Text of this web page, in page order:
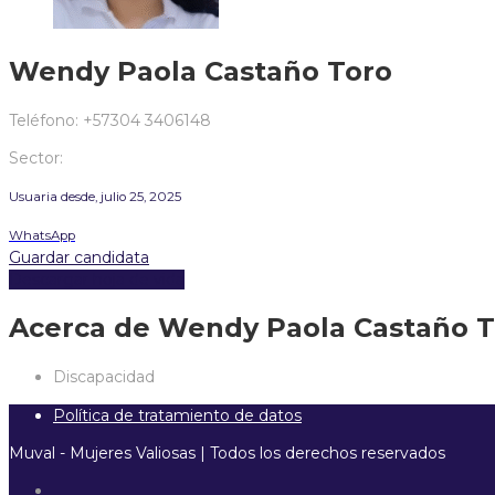
Wendy Paola Castaño Toro
Teléfono: +57304 3406148
Sector:
Usuaria desde, julio 25, 2025
WhatsApp
Guardar candidata
Acerca de Wendy Paola Castaño
Discapacidad
Política de tratamiento de datos
Muval - Mujeres Valiosas | Todos los derechos reservados